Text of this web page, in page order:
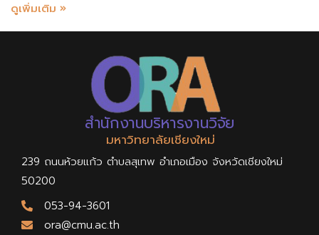
ดูเพิ่มเติม »
สำนักงานบริหารงานวิจัย
มหาวิทยาลัยเชียงใหม่
239 ถนนห้วยแก้ว ตำบลสุเทพ อำเภอเมือง จังหวัดเชียงใหม่
50200
053-94-3601
ora@cmu.ac.th